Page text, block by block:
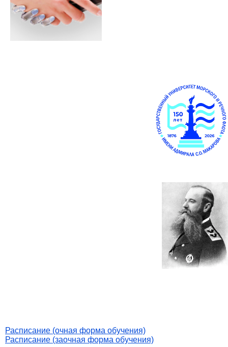
Расписание (очная форма обучения)
Расписание (заочная форма обучения)